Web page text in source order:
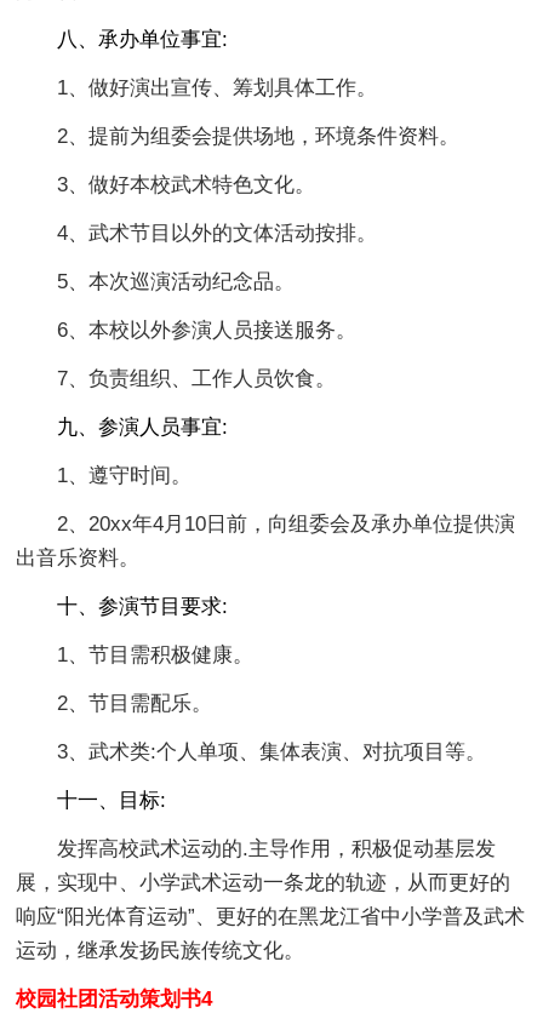
八、承办单位事宜:
1、做好演出宣传、筹划具体工作。
2、提前为组委会提供场地，环境条件资料。
3、做好本校武术特色文化。
4、武术节目以外的文体活动按排。
5、本次巡演活动纪念品。
6、本校以外参演人员接送服务。
7、负责组织、工作人员饮食。
九、参演人员事宜:
1、遵守时间。
2、20xx年4月10日前，向组委会及承办单位提供演
出音乐资料。
十、参演节目要求:
1、节目需积极健康。
2、节目需配乐。
3、武术类:个人单项、集体表演、对抗项目等。
十一、目标:
发挥高校武术运动的.主导作用，积极促动基层发
展，实现中、小学武术运动一条龙的轨迹，从而更好的
响应“阳光体育运动”、更好的在黑龙江省中小学普及武术
运动，继承发扬民族传统文化。
校园社团活动策划书4